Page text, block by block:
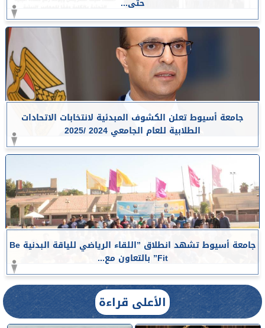
حتى...
جامعة أسيوط تعلن الكشوف المبدئية لانتخابات الاتحادات
الطلابية للعام الجامعي 2024 /2025
جامعة أسيوط تشهد انطلاق ”اللقاء الرياضي للياقة البدنية Be
Fit” بالتعاون مع...
الأعلى قراءة